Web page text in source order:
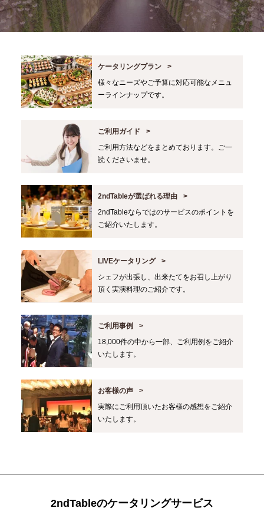
ケータリングプラン
様々なニーズやご予算に対応可能なメニュ
ーラインナップです。
ご利用ガイド
ご利用方法などをまとめております。ご一
読くださいませ。
2ndTableが選ばれる理由
2ndTableならではのサービスのポイントを
ご紹介いたします。
LIVEケータリング
シェフが出張し、出来たてをお召し上がり
頂く実演料理のご紹介です。
ご利用事例
18,000件の中から一部、ご利用例をご紹介
いたします。
お客様の声
実際にご利用頂いたお客様の感想をご紹介
いたします。
2ndTableのケータリングサービス